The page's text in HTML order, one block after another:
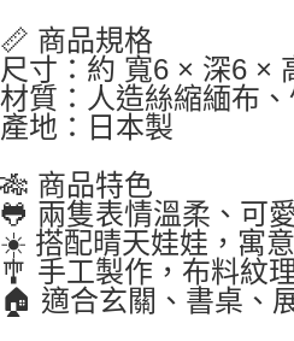
📏 商品規格
尺寸：約 寬6 × 深6 ×
材質：人造絲縮緬布
產地：日本製
🎋 商品特色
🐸 兩隻表情溫柔、可
☀️ 搭配晴天娃娃，寓
🎐 手工製作，布料紋
🏠 適合玄關、書桌、